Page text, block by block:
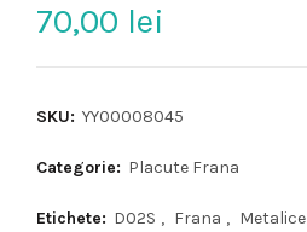
70,00 lei
SKU: YY00008045
Categorie: Placute Frana
Etichete: D02S , Frana , Metalice